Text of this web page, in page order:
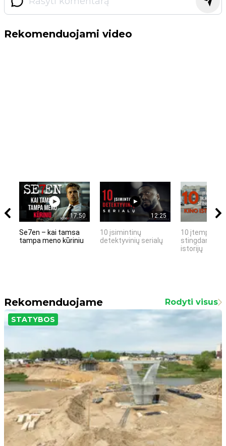
Rekomenduojami video
17:50
Se7en – kai tamsa
tampa meno kūriniu
12:25
10 įsimintinų
detektyvinių serialų
10 įtemptų,
stingdančių
istorijų
Rekomenduojame Rodyti visus
STATYBOS